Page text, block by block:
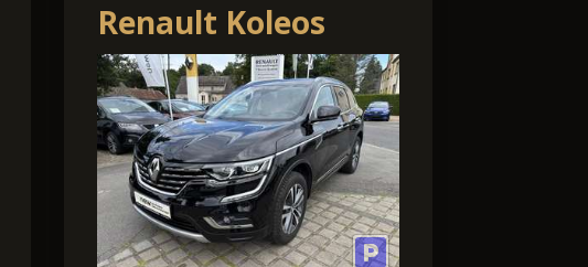
Renault Koleos
INTENS 2t
Anhängelast